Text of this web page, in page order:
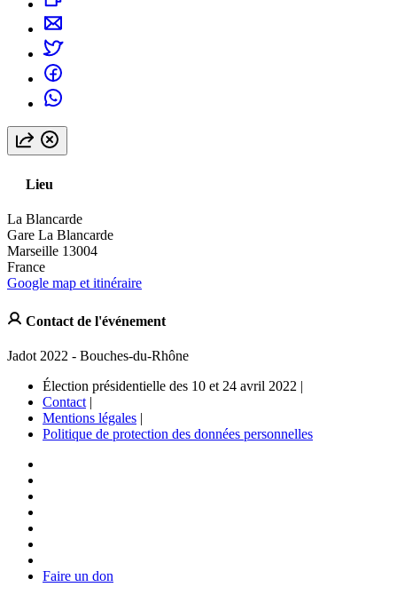
Lieu
La Blancarde
Gare La Blancarde
Marseille 13004
France
Google map et itinéraire
Contact de l'événement
Jadot 2022 - Bouches-du-Rhône
Élection présidentielle des 10 et 24 avril 2022 |
Contact |
Mentions légales |
Politique de protection des données personnelles
Faire un don